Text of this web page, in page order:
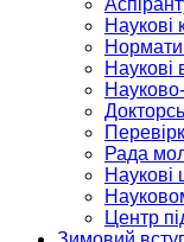
Наукові
Наукові
Рада
Наукові
Центр